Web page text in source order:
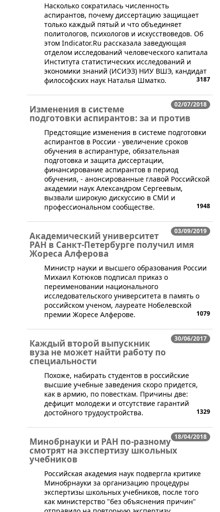
Насколько сократилась численность
аспирантов, почему диссертацию защищает
только каждый пятый и что объединяет
политологов, психологов и искусствоведов. Об
этом Indicator.Ru рассказала заведующая
отделом исследований человеческого капитала
Института статистических исследований и
экономики знаний (ИСИЭЗ) НИУ ВШЭ, кандидат
философских наук Наталья Шматко.
3187
02/07/2018
Изменения в системе
подготовки аспирантов: за и против
Предстоящие изменения в системе подготовки
аспирантов в России - увеличение сроков
обучения в аспирантуре, обязательная
подготовка и защита диссертации,
финансирование аспирантов в период
обучения, - анонсированные главой Российской
академии наук Александром Сергеевым,
вызвали широкую дискуссию в СМИ и
профессиональном сообществе.
1948
03/09/2019
Академический университет
РАН в Санкт-Петербурге получил имя
Жореса Алферова
Министр науки и высшего образования России
Михаил Котюков подписал приказ о
переименовании национального
исследовательского университета в память о
российском ученом, лауреате Нобелевской
премии Жоресе Алферове.
1079
30/06/2017
Каждый второй выпускник
вуза не может найти работу по
специальности
Похоже, набирать студентов в российские
высшие учебные заведения скоро придется,
как в армию, по повесткам. Причины две:
дефицит молодежи и отсутствие гарантий
достойного трудоустройства.
1329
18/04/2018
Минобрнауки и РАН по-разному
смотрят на экспертизу школьных
учебников
​Российская академия наук подвергла критике
Минобрнауки за организацию процедуры
экспертизы школьных учебников, после того
как министерство "без объяснения причин"